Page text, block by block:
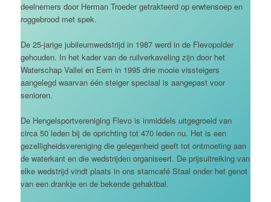
deelnemers door Herman Troeder getrakteerd op erwtensoep en
roggebrood met spek.
De 25-jarige jubileumwedstrijd in 1987 werd in de Flevopolder
gehouden. In het kader van de ruilverkaveling zijn door het
Waterschap Vallei en Eem in 1995 drie mooie vissteigers
aangelegd waarvan één steiger speciaal is aangepast voor
senioren.
De Hengelsportvereniging Flevo is inmiddels uitgegroeid van
circa 50 leden bij de oprichting tot 470 leden nu. Het is een
gezelligheidsvereniging die gelegenheid geeft tot ontmoeting aan
de waterkant en die wedstrijden organiseert. De prijsuitreiking van
elke wedstrijd vindt plaats in ons stamcafé Staal onder het genot
van een drankje en de bekende gehaktbal.